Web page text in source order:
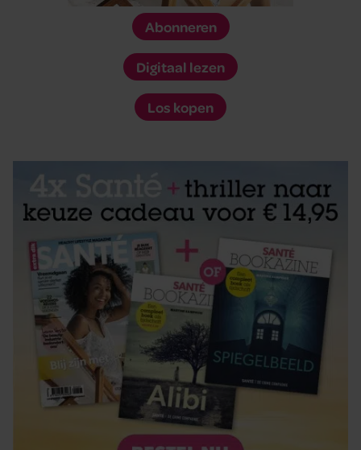
Abonneren
Digitaal lezen
Los kopen